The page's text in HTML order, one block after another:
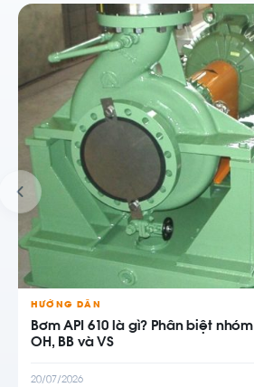
HƯỚNG DẪN
Bơm API 610 là gì? Phân biệt nhóm
OH, BB và VS
20/07/2026